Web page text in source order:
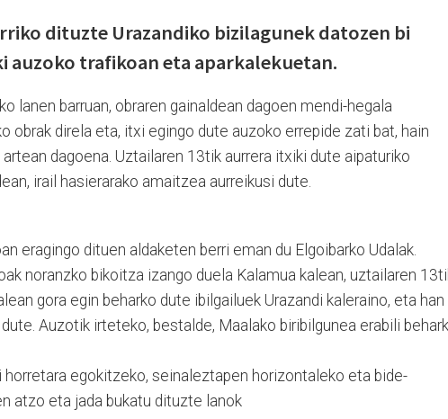
dituzte Urazandiko bizilagunek datozen bi
auzoko trafikoan eta aparkalekuetan.
lanen barruan, obraren gainaldean dagoen mendi-hegala
obrak direla eta, itxi egingo dute auzoko errepide zati bat, hain
dagoena. Uztailaren 13tik aurrera itxiki dute aipaturiko
irail hasierarako amaitzea aurreikusi dute.
eragingo dituen aldaketen berri eman du Elgoibarko Udalak.
noranzko bikoitza izango duela Kalamua kalean, uztailaren
gora egin beharko dute ibilgailuek Urazandi kaleraino, eta han
Auzotik irteteko, bestalde, Maalako biribilgunea erabili
horretara egokitzeko, seinaleztapen horizontaleko eta bide-
atzo eta jada bukatu dituzte lanok